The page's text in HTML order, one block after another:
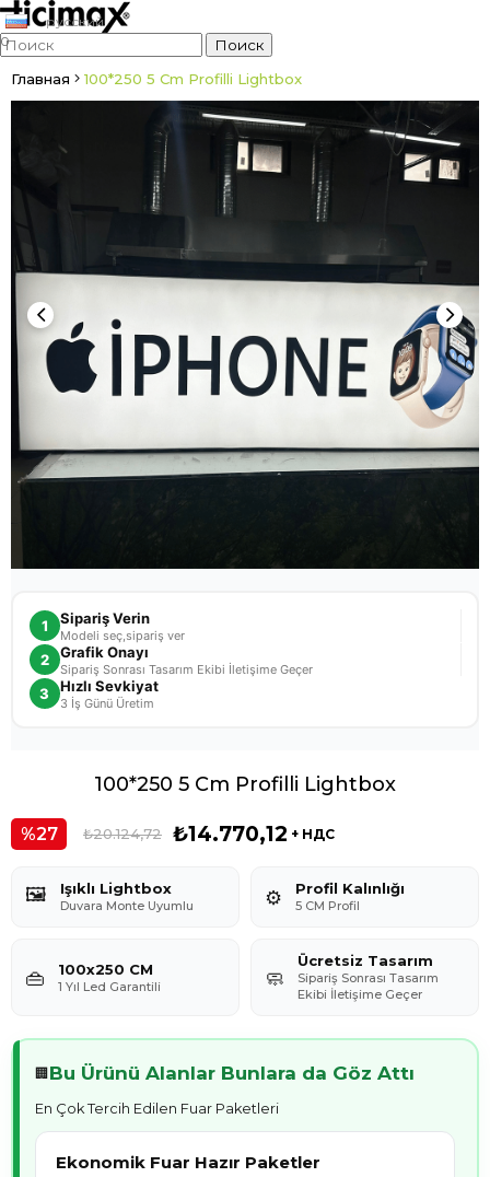
русский
0
Главная 100*250 5 Cm Profilli Lightbox
1 Sipariş Verin
Modeli seç,sipariş ver
2 Grafik Onayı
Sipariş Sonrası Tasarım Ekibi İletişime Geçer
3 Hızlı Sevkiyat
3 İş Günü Üretim
100*250 5 Cm Profilli Lightbox
27 ₺20.124,72 ₺14.770,12 + НДС
🖼️ Işıklı Lightbox
Duvara Monte Uyumlu ⚙️ Profil Kalınlığı
5 CM Profil
👜 100x250 CM
1 Yıl Led Garantili 🧼
Ücretsiz Tasarım
Sipariş Sonrası Tasarım
Ekibi İletişime Geçer
🏢Bu Ürünü Alanlar Bunlara da Göz Attı
En Çok Tercih Edilen Fuar Paketleri
Ekonomik Fuar Hazır Paketler